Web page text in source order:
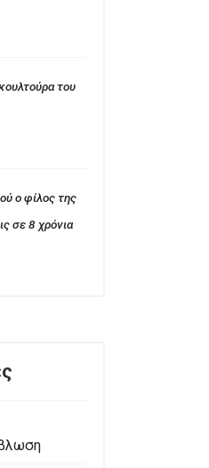
του
ο φίλος της
σε 8 χρόνια